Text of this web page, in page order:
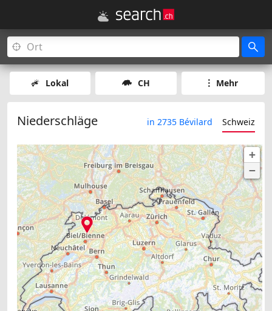
Lokal CH Mehr
Niederschläge in 2735 Bévilard Schweiz
+
−